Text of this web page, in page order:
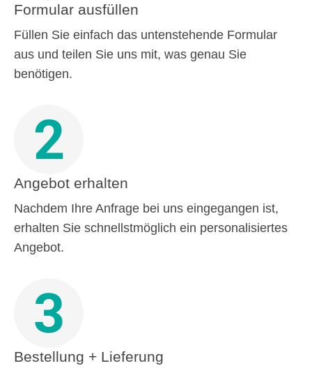
Formular ausfüllen
Füllen Sie einfach das untenstehende Formular
aus und teilen Sie uns mit, was genau Sie
benötigen.
2
Angebot erhalten
Nachdem Ihre Anfrage bei uns eingegangen ist,
erhalten Sie schnellstmöglich ein personalisiertes
Angebot.
3
Bestellung + Lieferung